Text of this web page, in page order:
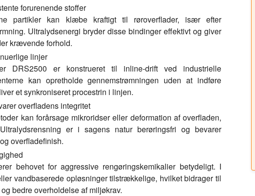
forurenende stoffer
partikler kan klæbe kraftigt til røroverflader, især efter
Ultralydsenergi bryder disse bindinger effektivt og giver
krævende forhold.
linjer
DRS2500 er konstrueret til inline-drift ved industrielle
kan opretholde gennemstrømningen uden at indføre
et synkroniseret procestrin i linjen.
overfladens integritet
kan forårsage mikroridser eller deformation af overfladen,
er i sagens natur berøringsfri og bevarer
overfladefinish.
behovet for aggressive rengøringskemikalier betydeligt. I
vandbaserede opløsninger tilstrækkelige, hvilket bidrager til
bedre overholdelse af miljøkrav.